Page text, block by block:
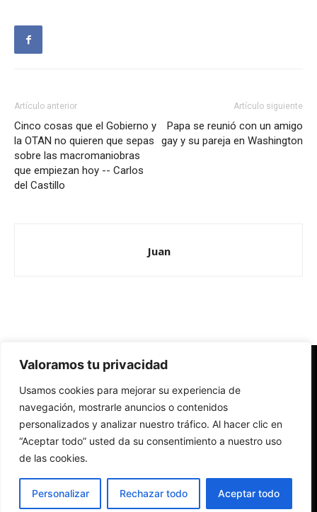
Valoramos tu privacidad
Usamos cookies para mejorar su experiencia de
navegación, mostrarle anuncios o contenidos
personalizados y analizar nuestro tráfico. Al hacer clic en
“Aceptar todo” usted da su consentimiento a nuestro uso
de las cookies.
Personalizar Rechazar todo Aceptar todo
Artículo anterior
Cinco cosas que el Gobierno y
la OTAN no quieren que sepas
sobre las macromaniobras
que empiezan hoy -- Carlos
del Castillo
Artículo siguiente
Papa se reunió con un amigo
gay y su pareja en Washington
Juan
Redes Cristianas
Una mirada alternativa sobre la Iglesia católica y la sociedad
- Colectivos de Redes Cristianas